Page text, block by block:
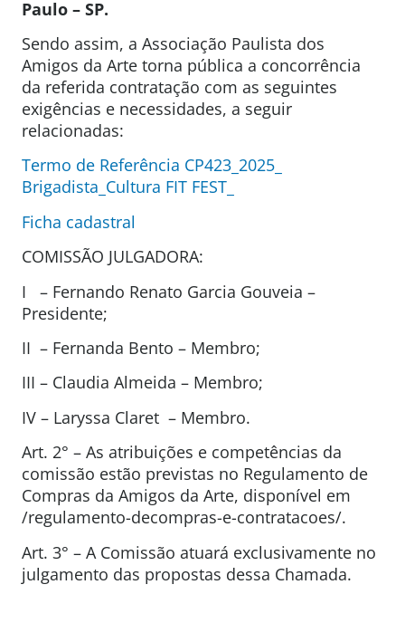
Paulo – SP.
Sendo assim, a Associação Paulista dos
Amigos da Arte torna pública a concorrência
da referida contratação com as seguintes
exigências e necessidades, a seguir
relacionadas:
Termo de Referência CP423_2025_
Brigadista_Cultura FIT FEST_
Ficha cadastral
COMISSÃO JULGADORA:
I – Fernando Renato Garcia Gouveia –
Presidente;
II – Fernanda Bento – Membro;
III – Claudia Almeida – Membro;
IV – Laryssa Claret – Membro.
Art. 2° – As atribuições e competências da
comissão estão previstas no Regulamento de
Compras da Amigos da Arte, disponível em
/regulamento-decompras-e-contratacoes/.
Art. 3° – A Comissão atuará exclusivamente no
julgamento das propostas dessa Chamada.